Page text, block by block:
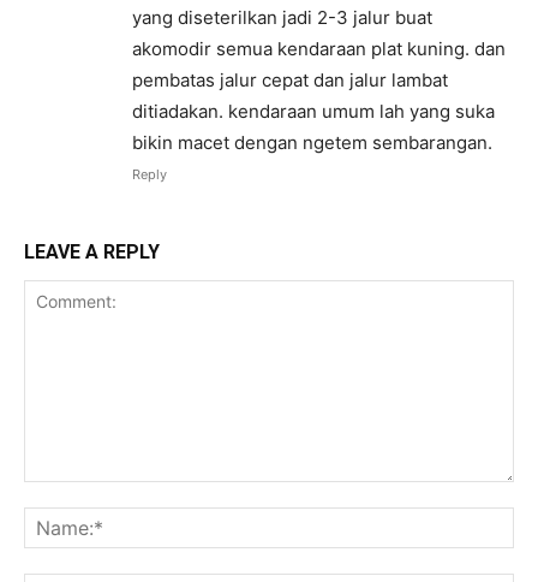
yang diseterilkan jadi 2-3 jalur buat
akomodir semua kendaraan plat kuning. dan
pembatas jalur cepat dan jalur lambat
ditiadakan. kendaraan umum lah yang suka
bikin macet dengan ngetem sembarangan.
Reply
LEAVE A REPLY